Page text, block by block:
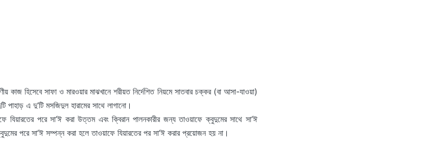
কাজ হিসেবে সাফা ও মারওয়ার মাঝখানে শরীয়ত নির্দেশিত নিয়মে সাতবার চক্কর (বা আসা-যাওয়া)
পাহাড় এ দু’টি মসজিদুল হারামের সাথে লাগানো।
যিয়ারতের পরে সা’ঈ করা উত্তম এবং ক্বিরান পালনকারীর জন্য তাওয়াফে ক্বুদুমের সাথে সা’ঈ
পরে সা’ঈ সম্পন্ন করা হলে তাওয়াফে যিয়ারতের পর সা’ঈ করার প্রয়োজন হয় না।